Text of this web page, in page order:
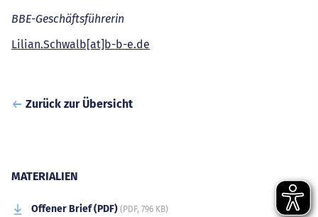
BBE-Geschäftsführerin
Lilian.Schwalb[at]b-b-e.de
Zurück zur Übersicht
MATERIALIEN
Offener Brief (PDF) (PDF, 796 KB)